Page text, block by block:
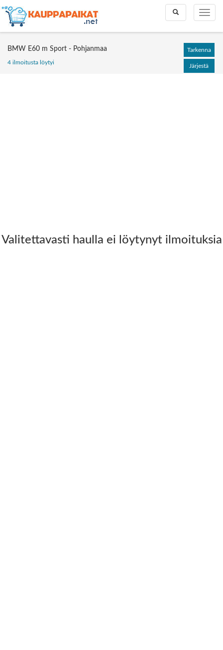
Toggle
Toggle
search
BMW E60 m Sport - Pohjanmaa
4 ilmoitusta löytyi
Tarkenna
Järjestä
Valitettavasti haulla ei löytynyt ilmoituksia